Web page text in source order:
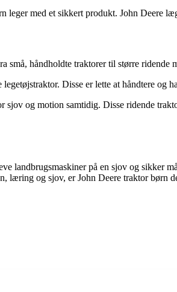
med et sikkert produkt. John Deere
håndholdte traktorer til større ridende
Disse er lette at håndtere
og motion samtidig. Disse ridende
landbrugsmaskiner på en sjov og sikker
læring og sjov, er John Deere traktor børn